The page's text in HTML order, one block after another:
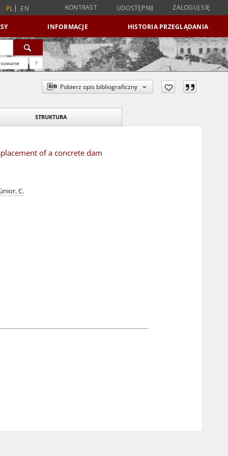
PL EN KONTRAST UDOSTĘPNIJ ZALOGUJ SIĘ
INFORMACJE HISTORIA PRZEGLĄDANIA
?
Pobierz opis bibliograficzny
STRUKTURA
of a concrete dam
C.